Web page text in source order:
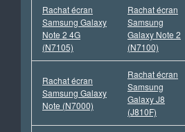
Rachat écran
Samsung Galaxy
Note 2 4G
(N7105)
Rachat écran
Samsung
Galaxy Note 2
(N7100)
Rachat écran
Samsung Galaxy
Note (N7000)
Rachat écran
Samsung
Galaxy J8
(J810F)